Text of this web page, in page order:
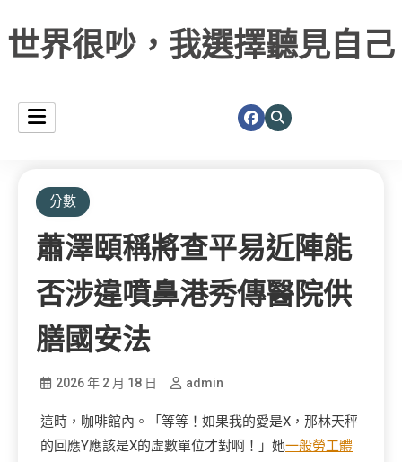
世界很吵，我選擇聽見自己
分數
蕭澤頤稱將查平易近陣能
否涉違噴鼻港秀傳醫院供
膳國安法
2026 年 2 月 18 日 admin
這時，咖啡館內。「等等！如果我的愛是X，那林天秤
的回應Y應該是X的虛數單位才對啊！」她一般勞工體